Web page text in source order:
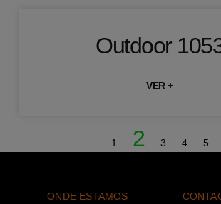
Outdoor
VER +
1 2 3 4 5
ONDE ESTAMOS